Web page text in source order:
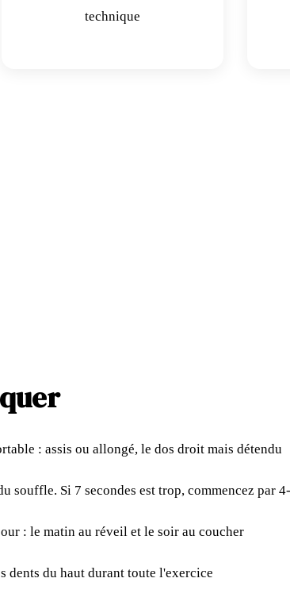
technique
: assis ou allongé, le dos droit mais détendu
souffle. Si 7 secondes est trop, commencez par
: le matin au réveil et le soir au coucher
dents du haut durant toute l'exercice